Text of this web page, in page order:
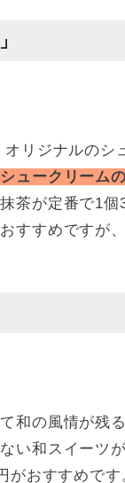
オリジナルのシ
ュークリーム
茶が定番で1個
すすめですが
和の風情が残
い和スイーツ
がおすすめで